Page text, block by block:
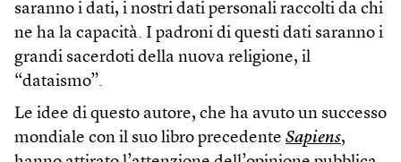
saranno i dati, i nostri dati personali raccolti da chi
ne ha la capacità. I padroni di questi dati saranno i
grandi sacerdoti della nuova religione, il
“dataismo”.
Le idee di questo autore, che ha avuto un successo
mondiale con il suo libro precedente Sapiens,